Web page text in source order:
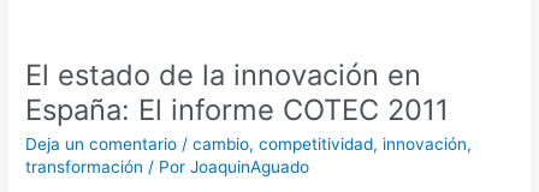
El estado de la innovación en
España: El informe COTEC 2011
Deja un comentario /cambio,competitividad, innovación,
transformación / PorJoaquinAguado
de
la
innovación
en
España: